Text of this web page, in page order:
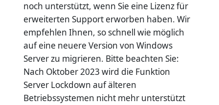
noch unterstützt, wenn Sie eine Lizenz für
erweiterten Support erworben haben. Wir
empfehlen Ihnen, so schnell wie möglich
auf eine neuere Version von Windows
Server zu migrieren. Bitte beachten Sie:
Nach Oktober 2023 wird die Funktion
Server Lockdown auf älteren
Betriebssystemen nicht mehr unterstützt